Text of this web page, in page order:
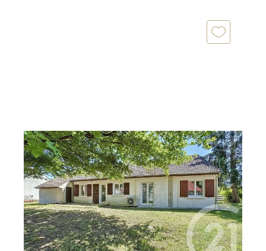
LA FERTE ST AUBIN 45
92,79 m2, 4 pièces
Ref : 1770
Maison à vendre
269 640 €
** PLAIN PIED LA FERTE SAINT AUBIN ** Visite